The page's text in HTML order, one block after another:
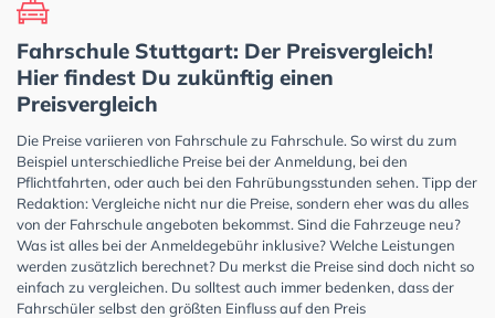
Fahrschule Stuttgart: Der Preisvergleich!
Hier findest Du zukünftig einen
Preisvergleich
Die Preise variieren von Fahrschule zu Fahrschule. So wirst du zum
Beispiel unterschiedliche Preise bei der Anmeldung, bei den
Pflichtfahrten, oder auch bei den Fahrübungsstunden sehen. Tipp der
Redaktion: Vergleiche nicht nur die Preise, sondern eher was du alles
von der Fahrschule angeboten bekommst. Sind die Fahrzeuge neu?
Was ist alles bei der Anmeldegebühr inklusive? Welche Leistungen
werden zusätzlich berechnet? Du merkst die Preise sind doch nicht so
einfach zu vergleichen. Du solltest auch immer bedenken, dass der
Fahrschüler selbst den größten Einfluss auf den Preis